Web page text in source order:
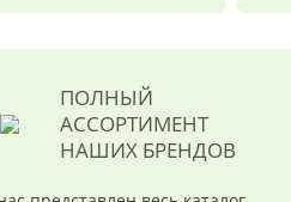
ПОЛНЫЙ
АССОРТИМЕНТ
НАШИХ БРЕНДОВ